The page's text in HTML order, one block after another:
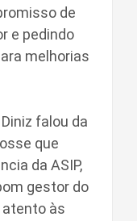
de
e pedindo
melhorias
falou da
que
da ASIP,
gestor do
às